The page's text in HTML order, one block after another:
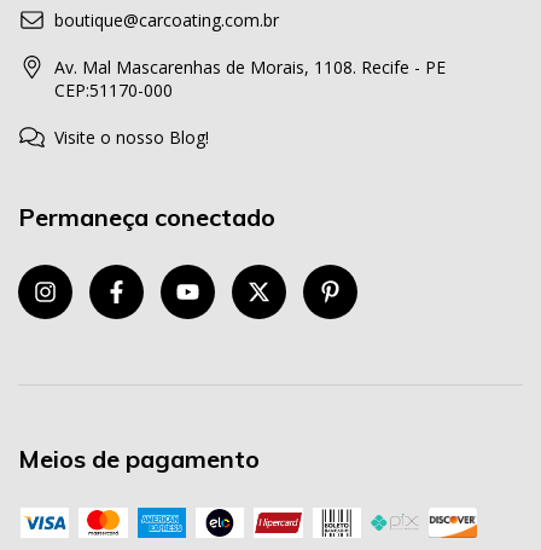
boutique@carcoating.com.br
Av. Mal Mascarenhas de Morais, 1108. Recife - PE
CEP:51170-000
Visite o nosso Blog!
Permaneça conectado
Meios de pagamento